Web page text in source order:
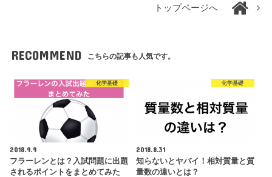
トップページへ
RECOMMEND こちらの記事も人気です。
化学基礎
2018.9.9
フラーレンとは？入試問題に出題
されるポイントをまとめてみた
化学基礎
2018.8.31
知らないとヤバイ！相対質量と質
量数の違いとは？